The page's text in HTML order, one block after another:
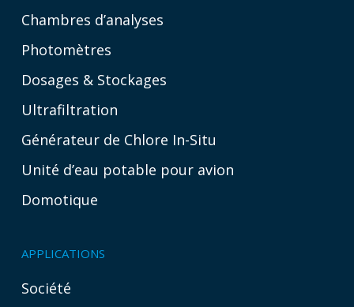
Chambres d’analyses
Photomètres
Dosages & Stockages
Ultrafiltration
Générateur de Chlore In-Situ
Unité d’eau potable pour avion
Domotique
APPLICATIONS
Société